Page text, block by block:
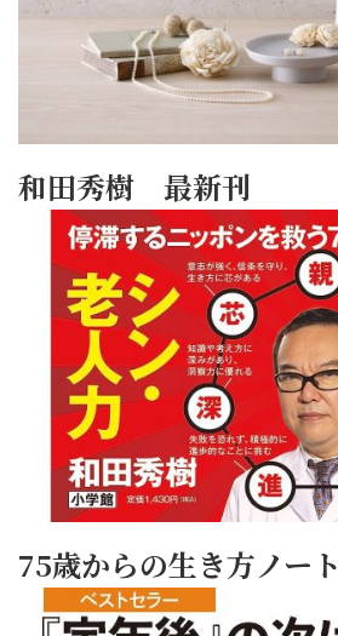
和田秀樹 最新刊
75歳からの生き方ノート